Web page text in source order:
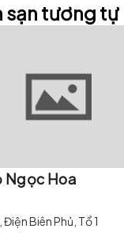
sạn tương tự
Ngọc Hoa
Biên Phủ, Tổ 1